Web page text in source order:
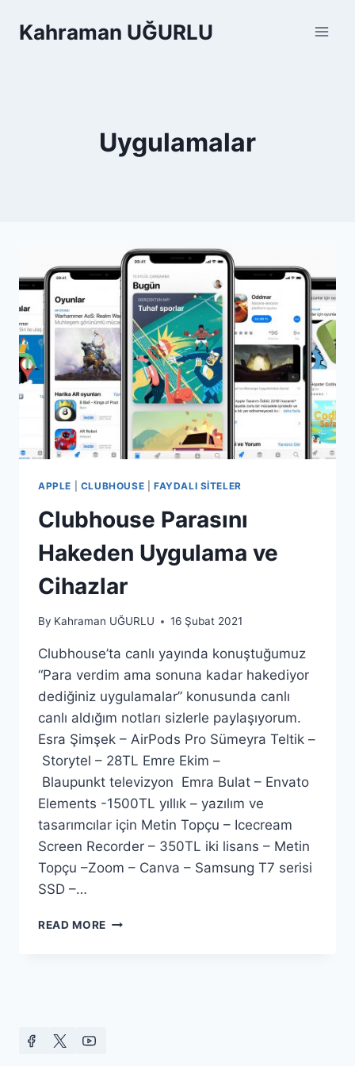
Kahraman UĞURLU
Uygulamalar
APPLE CLUBHOUSE FAYDALI SITELER
Clubhouse Parasını
Hakeden Uygulama ve
Cihazlar
By Kahraman UĞURLU 16 Şubat 2021
Clubhouse’ta canlı yayında konuştuğumuz
“Para verdim ama sonuna kadar hakediyor
dediğiniz uygulamalar” konusunda canlı
canlı aldığım notları sizlerle paylaşıyorum.
Esra Şimşek – AirPods Pro Sümeyra Teltik –
Storytel – 28TL Emre Ekim –
Blaupunkt televizyon Emra Bulat – Envato
Elements -1500TL yıllık – yazılım ve
tasarımcılar için Metin Topçu – Icecream
Screen Recorder – 350TL iki lisans – Metin
Topçu –Zoom – Canva – Samsung T7 serisi
SSD –…
READ MORE CLUBHOUSE